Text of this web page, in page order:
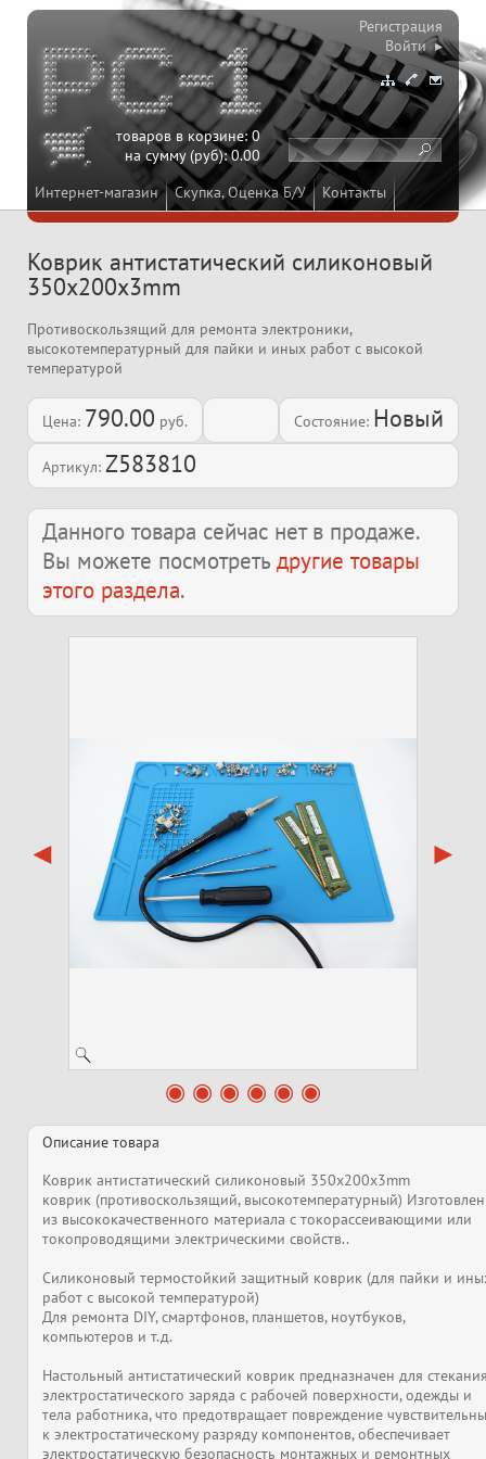
Интернет-магазин Скупка, Оценка Б/У Контакты
товаров в корзине:0
на сумму (руб):0.00
Регистрация
Войти ▸
Коврик антистатический силиконовый
350x200x3mm
Противоскользящий для ремонта электроники,
высокотемпературный для пайки и иных работ с высокой
температурой
Цена: 790.00 руб. Состояние: Новый
Артикул: Z583810
Данного товара сейчас нет в продаже.
Вы можете посмотреть другие товары
этого раздела.
Описание товара
Коврик антистатический силиконовый 350x200x3mm
коврик (противоскользящий, высокотемпературный)
из высококачественного материала с токорассеивающими или
токопроводящими электрическими свойств..
Силиконовый термостойкий защитный коврик (для пайки и
работ с высокой температурой)
Для ремонта DIY, смартфонов, планшетов, ноутбуков,
компьютеров и т.д.
Настольный антистатический коврик предназначен для
электростатического заряда с рабочей поверхности, одежды и
тела работника, что предотвращает повреждение
к электростатическому разряду компонентов, обеспечивает
электростатическую безопасность монтажных и ремонтных